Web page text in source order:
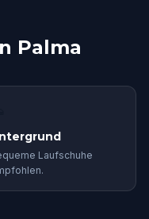
Palma
Laufschuhe